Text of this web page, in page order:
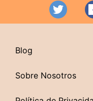
Blog
Sobre Nosotros